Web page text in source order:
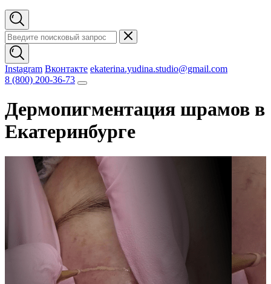
Instagram Вконтакте ekaterina.yudina.studio@gmail.com
8 (800) 200-36-73
Дермопигментация шрамов в
Екатеринбурге